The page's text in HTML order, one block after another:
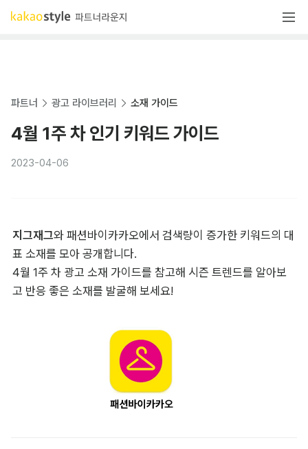
파트너 광고 라이브러리 소재 가이드
4월 1주 차 인기 키워드 가이드
2023-04-06
지그재그와 패션바이카카오에서 검색량이 증가한 키워드의 대
표 소재를 모아 공개합니다.
4월 1주 차 광고 소재 가이드를 참고해 시즌 트렌드를 알아보
고 반응 좋은 소재를 발굴해 보세요!